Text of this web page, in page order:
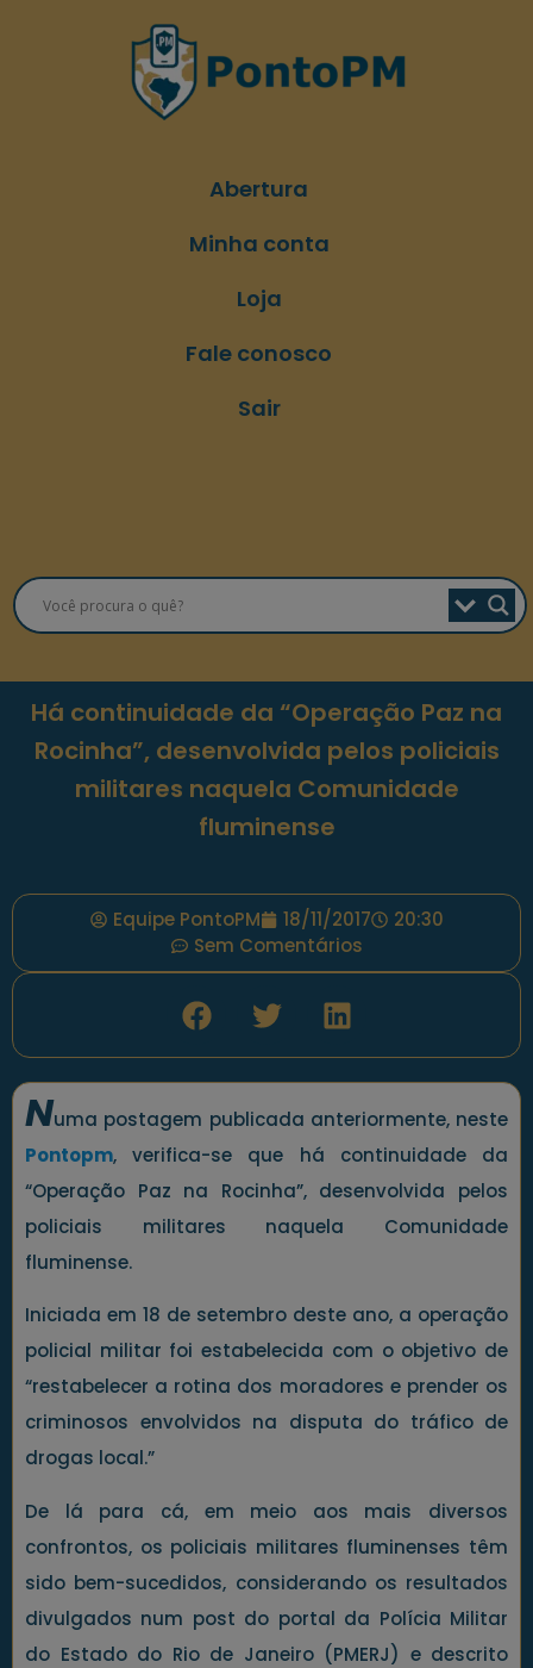
Abertura
Minha conta
Loja
Fale conosco
Sair
Há continuidade da “Operação Paz na
Rocinha”, desenvolvida pelos policiais
militares naquela Comunidade
fluminense
Equipe PontoPM 18/11/2017
20:30
Sem Comentários
Numa postagem publicada anteriormente, neste
Pontopm, verifica-se que há continuidade da
“Operação Paz na Rocinha”, desenvolvida pelos
policiais militares naquela Comunidade
fluminense.
Iniciada em 18 de setembro deste ano, a operação
policial militar foi estabelecida com o objetivo de
“restabelecer a rotina dos moradores e prender os
criminosos envolvidos na disputa do tráfico de
drogas local.”
De lá para cá, em meio aos mais diversos
confrontos, os policiais militares fluminenses têm
sido bem-sucedidos, considerando os resultados
divulgados num post do portal da Polícia Militar
do Estado do Rio de Janeiro (PMERJ) e descrito